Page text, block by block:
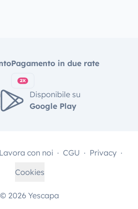
Pagamento in due rate
Disponibile su
Google Play
© 2026 Yescapa
Lavora con noi CGU
Privacy
Cookies